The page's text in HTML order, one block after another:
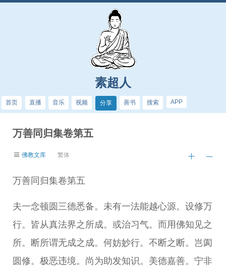
素超人
首页 直播 音乐 视频 分享 善书 搜索 APP
万善同归集卷第五
佛教文库 繁体
万善同归集卷第五
夫一念顿圆三德悉备。未有一法能越心源。设修万
行。皆从真法界之所成。或治习气。而用佛知见之
所。断所谓无成之成。何妨妙行。不断之断。岂阂
圆修。极恶违境。尚为助发知识。美德嘉善。宁非